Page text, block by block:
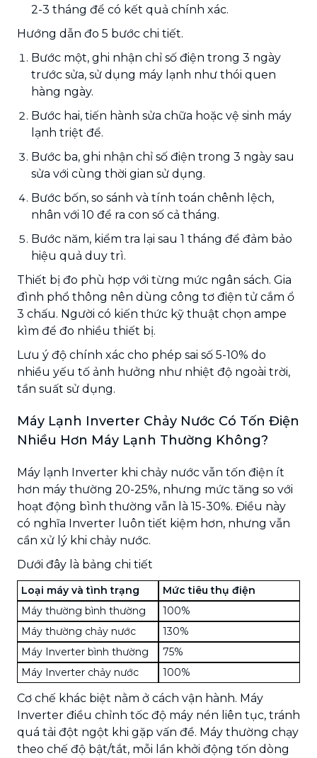
2-3 tháng để có kết quả chính xác.
Hướng dẫn đo 5 bước chi tiết.
Bước một, ghi nhận chỉ số điện trong 3 ngày
trước sửa, sử dụng máy lạnh như thói quen
hàng ngày.
Bước hai, tiến hành sửa chữa hoặc vệ sinh máy
lạnh triệt để.
Bước ba, ghi nhận chỉ số điện trong 3 ngày sau
sửa với cùng thời gian sử dụng.
Bước bốn, so sánh và tính toán chênh lệch,
nhân với 10 để ra con số cả tháng.
Bước năm, kiểm tra lại sau 1 tháng để đảm bảo
hiệu quả duy trì.
Thiết bị đo phù hợp với từng mức ngân sách. Gia
đình phổ thông nên dùng công tơ điện tử cắm ổ
3 chấu. Người có kiến thức kỹ thuật chọn ampe
kìm để đo nhiều thiết bị.
Lưu ý độ chính xác cho phép sai số 5-10% do
nhiều yếu tố ảnh hưởng như nhiệt độ ngoài trời,
tần suất sử dụng.
Máy Lạnh Inverter Chảy Nước Có Tốn Điện
Nhiều Hơn Máy Lạnh Thường Không?
Máy lạnh Inverter khi chảy nước vẫn tốn điện ít
hơn máy thường 20-25%, nhưng mức tăng so với
hoạt động bình thường vẫn là 15-30%. Điều này
có nghĩa Inverter luôn tiết kiệm hơn, nhưng vẫn
cần xử lý khi chảy nước.
Dưới đây là bảng chi tiết
Loại máy và tình trạng
Mức tiêu thụ điện
Máy thường bình thường
100%
Máy thường chảy nước
130%
Máy Inverter bình thường
75%
Máy Inverter chảy nước
100%
Cơ chế khác biệt nằm ở cách vận hành. Máy
Inverter điều chỉnh tốc độ máy nén liên tục, tránh
quá tải đột ngột khi gặp vấn đề. Máy thường chạy
theo chế độ bật/tắt, mỗi lần khởi động tốn dòng